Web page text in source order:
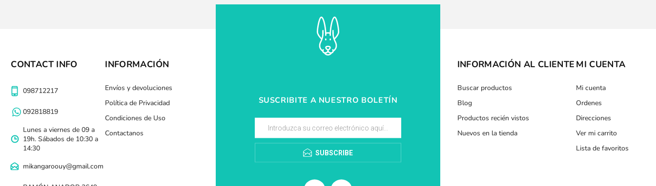
SUSCRIBITE A NUESTRO BOLETÍN
SUBSCRIBE
CONTACT INFO
098712217
092818819
Lunes a viernes de 09 a
19h. Sábados de 10:30 a
14:30
mikangaroouy@gmail.com
INFORMACIÓN
Envíos y devoluciones
Política de Privacidad
Condiciones de Uso
Contactanos
INFORMACIÓN AL CLIENTE
Buscar productos
Blog
Productos recién vistos
Nuevos en la tienda
MI CUENTA
Mi cuenta
Ordenes
Direcciones
Ver mi carrito
Lista de favoritos